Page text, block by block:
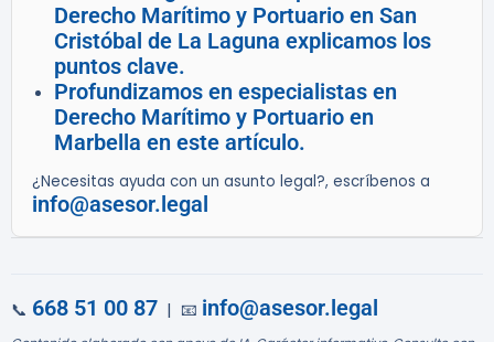
Derecho Marítimo y Portuario en San
Cristóbal de La Laguna explicamos los
puntos clave.
Profundizamos en especialistas en
Derecho Marítimo y Portuario en
Marbella en este artículo.
¿Necesitas ayuda con un asunto legal?, escríbenos a
info@asesor.legal
📞 668 51 00 87 | 📧 info@asesor.legal